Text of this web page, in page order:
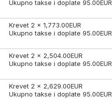
Ukupno takse i doplate 95.00EUR
Krevet 2 x 1,773.00EUR
Ukupno takse i doplate 95.00EUR
Krevet 2 x 2,504.00EUR
Ukupno takse i doplate 95.00EUR
Krevet 2 x 2,629.00EUR
Ukupno takse i doplate 95.00EUR